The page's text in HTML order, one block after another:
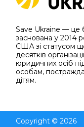
Save Ukraine — це
заснована у 2014
США зі статусом
десятків
юридичних осіб
особам,
дітям.
Copyright © 2026